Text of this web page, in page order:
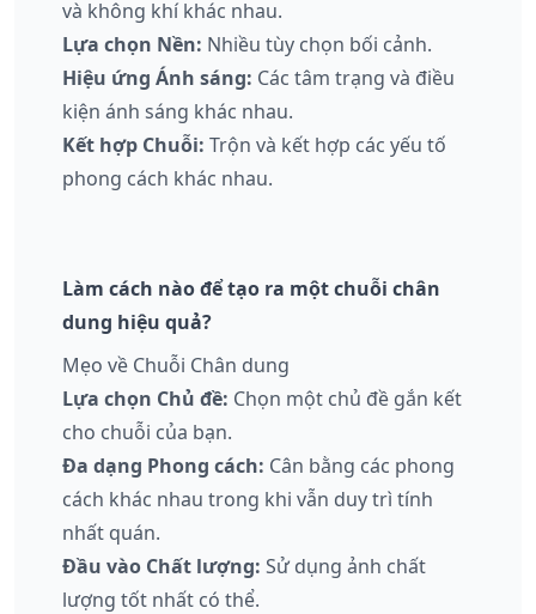
và không khí khác nhau.
Lựa chọn Nền: Nhiều tùy chọn bối cảnh.
Hiệu ứng Ánh sáng: Các tâm trạng và điều
kiện ánh sáng khác nhau.
Kết hợp Chuỗi: Trộn và kết hợp các yếu tố
phong cách khác nhau.
Làm cách nào để tạo ra một chuỗi chân
dung hiệu quả?
Mẹo về Chuỗi Chân dung
Lựa chọn Chủ đề: Chọn một chủ đề gắn kết
cho chuỗi của bạn.
Đa dạng Phong cách: Cân bằng các phong
cách khác nhau trong khi vẫn duy trì tính
nhất quán.
Đầu vào Chất lượng: Sử dụng ảnh chất
lượng tốt nhất có thể.